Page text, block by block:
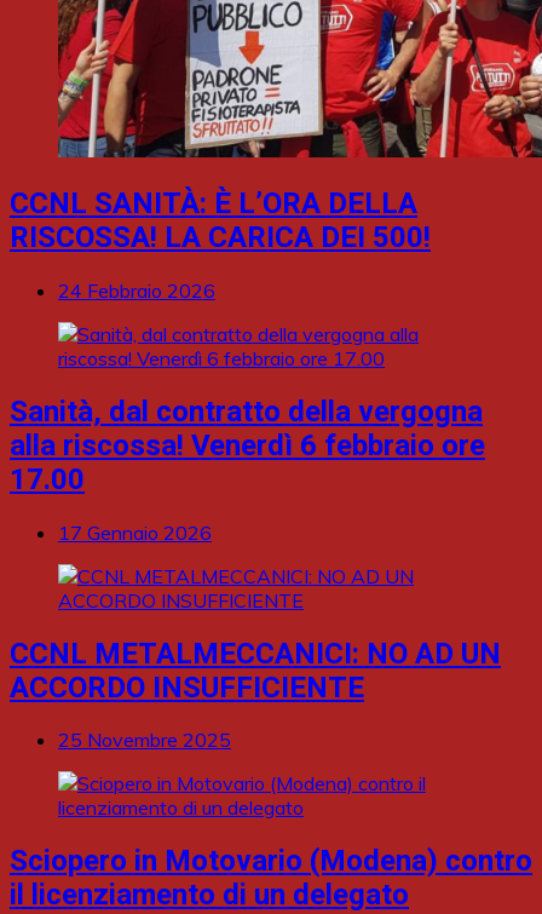
CCNL SANITÀ: È L’ORA DELLA
RISCOSSA! LA CARICA DEI 500!
24 Febbraio 2026
Sanità, dal contratto della vergogna
alla riscossa! Venerdì 6 febbraio ore
17.00
17 Gennaio 2026
CCNL METALMECCANICI: NO AD UN
ACCORDO INSUFFICIENTE
25 Novembre 2025
Sciopero in Motovario (Modena) contro
il licenziamento di un delegato